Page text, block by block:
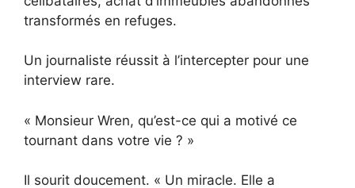
transformés en refuges.
Un journaliste réussit à l’intercepter pour une
interview rare.
« Monsieur Wren, qu’est-ce qui a motivé ce
tournant dans votre vie ? »
Il sourit doucement. « Un miracle. Elle a